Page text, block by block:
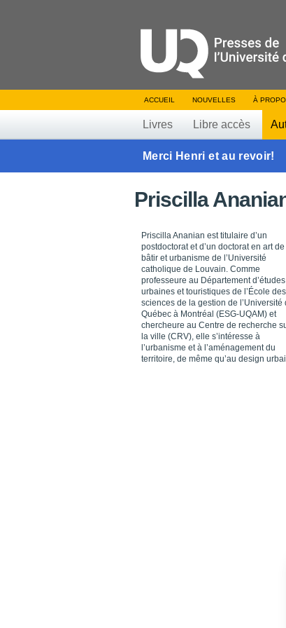
ACCUEIL NOUVELLES À
Livres Libre accès
Merci Henri et au revoir!
Priscilla
Priscilla Ananian est titulaire d’un
postdoctorat et d’un doctorat en art de
bâtir et urbanisme de l’Université
catholique de Louvain. Comme
professeure au Département d’études
urbaines et touristiques de l’École des
sciences de la gestion de l’Université
Québec à Montréal (ESG-UQAM) et
chercheure au Centre de recherche
la ville (CRV), elle s’intéresse à
l’urbanisme et à l’aménagement du
territoire, de même qu’au design